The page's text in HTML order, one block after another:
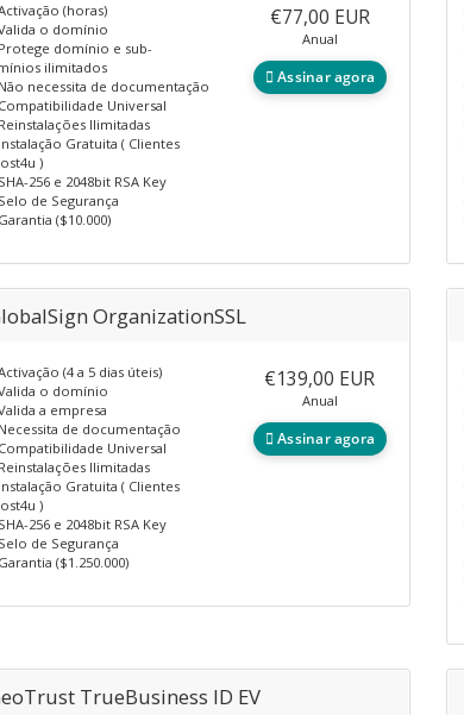
(horas)
o domínio
domínio e sub-
ilimitados
necessita de documentação
Universal
Ilimitadas
Gratuita ( Clientes
)
256 e 2048bit RSA Key
de Segurança
($10.000)
€77,00 EUR
Anual
Assinar agora
OrganizationSSL
(4 a 5 dias úteis)
o domínio
a empresa
de documentação
Universal
Ilimitadas
Gratuita ( Clientes
)
256 e 2048bit RSA Key
de Segurança
($1.250.000)
€139,00 EUR
Anual
Assinar agora
TrueBusiness ID EV